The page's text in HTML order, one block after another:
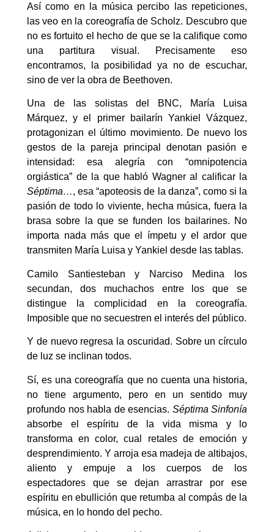
Así como en la música percibo las repeticiones,
las veo en la coreografía de Scholz. Descubro que
no es fortuito el hecho de que se la califique como
una partitura visual. Precisamente eso
encontramos, la posibilidad ya no de escuchar,
sino de ver la obra de Beethoven.
Una de las solistas del BNC, María Luisa
Márquez, y el primer bailarín Yankiel Vázquez,
protagonizan el último movimiento. De nuevo los
gestos de la pareja principal denotan pasión e
intensidad: esa alegría con “omnipotencia
orgiástica” de la que habló Wagner al calificar la
Séptima…, esa “apoteosis de la danza”, como si la
pasión de todo lo viviente, hecha música, fuera la
brasa sobre la que se funden los bailarines. No
importa nada más que el ímpetu y el ardor que
transmiten María Luisa y Yankiel desde las tablas.
Camilo Santiesteban y Narciso Medina los
secundan, dos muchachos entre los que se
distingue la complicidad en la coreografía.
Imposible que no secuestren el interés del público.
Y de nuevo regresa la oscuridad. Sobre un círculo
de luz se inclinan todos.
Sí, es una coreografía que no cuenta una historia,
no tiene argumento, pero en un sentido muy
profundo nos habla de esencias. Séptima Sinfonía
absorbe el espíritu de la vida misma y lo
transforma en color, cual retales de emoción y
desprendimiento. Y arroja esa madeja de altibajos,
aliento y empuje a los cuerpos de los
espectadores que se dejan arrastrar por ese
espíritu en ebullición que retumba al compás de la
música, en lo hondo del pecho.